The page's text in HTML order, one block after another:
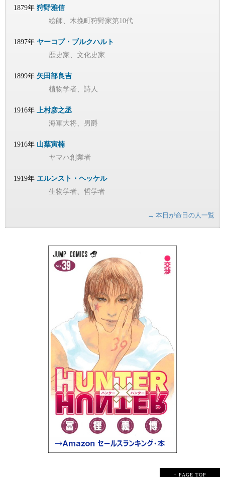
1879年 狩野雅信
絵師、木挽町狩野家第10代
1897年 ヤーコプ・ブルクハルト
歴史家、文化史家
1899年 矢田部良吉
植物学者、詩人
1916年 上村彦之丞
海軍大将、男爵
1916年 山葉寅楠
ヤマハ創業者
1919年 エルンスト・ヘッケル
生物学者、哲学者
→ 本日が命日の人一覧
↑ PAGE TOP